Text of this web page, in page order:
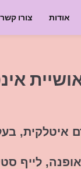
אודות צורו קשר
לייף